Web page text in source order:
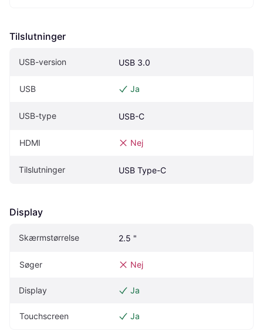
Tilslutninger
USB-version USB 3.0
USB Ja
USB-type USB-C
HDMI Nej
Tilslutninger USB Type-C
Display
Skærmstørrelse 2.5 "
Søger Nej
Display Ja
Touchscreen Ja